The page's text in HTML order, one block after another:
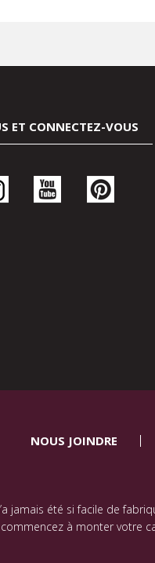
ET CONNECTEZ-VOUS
NOUS JOINDRE
jamais été si facile de
commencez à monter votre